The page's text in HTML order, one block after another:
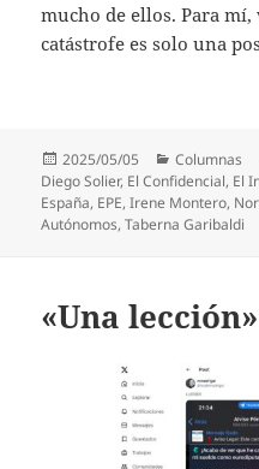
mucho de ellos. Para
catástrofe es solo una
Publicado
el
2025/05/05 Categorías
Columnas
Diego Solier, El Confidencial, El
España, EPE,Irene Montero,
Autónomos,Taberna Garibaldi
«Una lección»